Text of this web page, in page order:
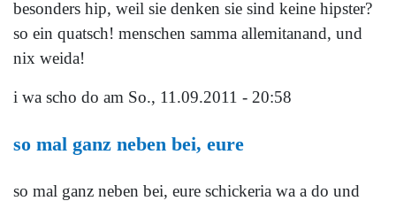
besonders hip, weil sie denken sie sind keine hipster?
so ein quatsch! menschen samma allemitanand, und
nix weida!
i wa scho do am So., 11.09.2011 - 20:58
so mal ganz neben bei, eure
so mal ganz neben bei, eure schickeria wa a do und